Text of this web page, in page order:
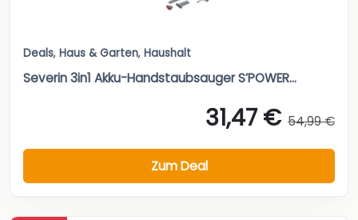
Deals, Haus & Garten, Haushalt
Severin 3in1 Akku-Handstaubsauger S’POWER...
31,47 € 54,99 €
Zum Deal